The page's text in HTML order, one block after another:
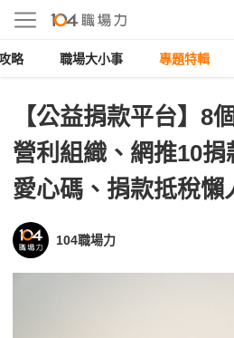
略 職場大小事 專題特輯
【公益捐款平台】8
營利組織、網推10
愛心碼、捐款抵稅懶
104職場力